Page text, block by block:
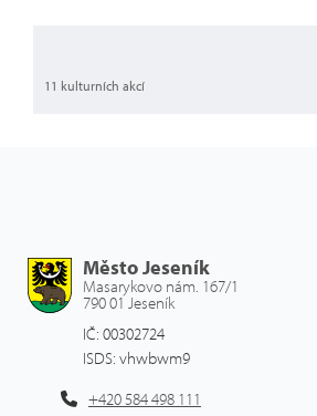
11 kulturních akcí
Město Jeseník
Masarykovo nám. 167/1
790 01 Jeseník
IČ: 00302724
ISDS: vhwbwm9
+420 584 498 111